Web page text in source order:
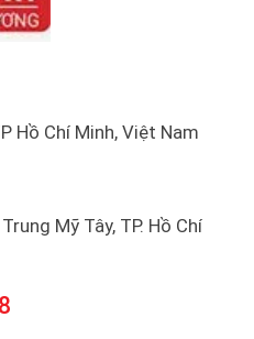
Hồ Chí Minh, Việt Nam
Mỹ Tây, TP. Hồ Chí